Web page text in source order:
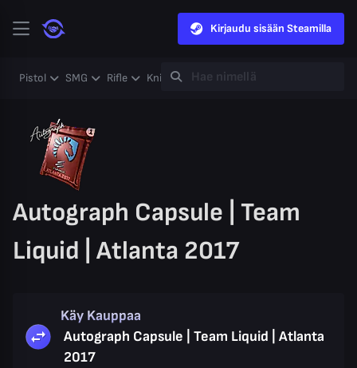
Kirjaudu sisään Steamilla
Pistol SMG Rifle Knife Gloves Heavy
Autograph Capsule | Team
Liquid | Atlanta 2017
Käy Kauppaa
Autograph Capsule | Team Liquid | Atlanta
2017